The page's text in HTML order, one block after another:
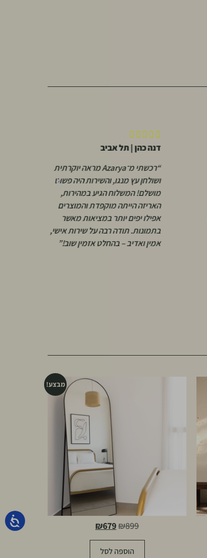





דנה כהן | תל אביב
“רכשתי מ־Azarya מראה יוקרתית
ושולחן עץ מנגו, והשירות היה פשוט
מושלם! המשלוח הגיע במהירות,
האריזה הייתה מוקפדת והמוצרים
אפילו יפים יותר במציאות מאשר
בתמונות. תודה רבה על שירות אישי,
אמין ואדיב – בהחלט אזמין שוב!”
מבצע!
₪899
₪679
הוספה לסל